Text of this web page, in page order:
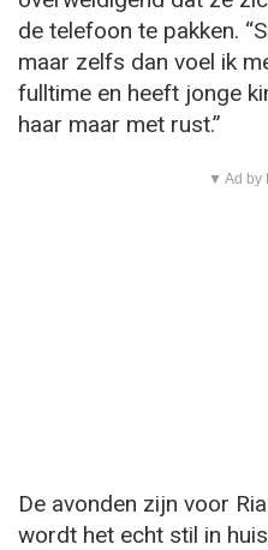
de telefoon te pakken.
maar zelfs dan voel ik
fulltime en heeft jonge
haar maar met rust.”
▼ Ad by
De avonden zijn voor
wordt het echt stil in